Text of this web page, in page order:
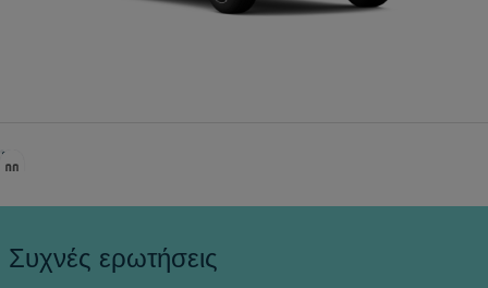
6 αερόσακοι
Συχνές ερωτήσεις